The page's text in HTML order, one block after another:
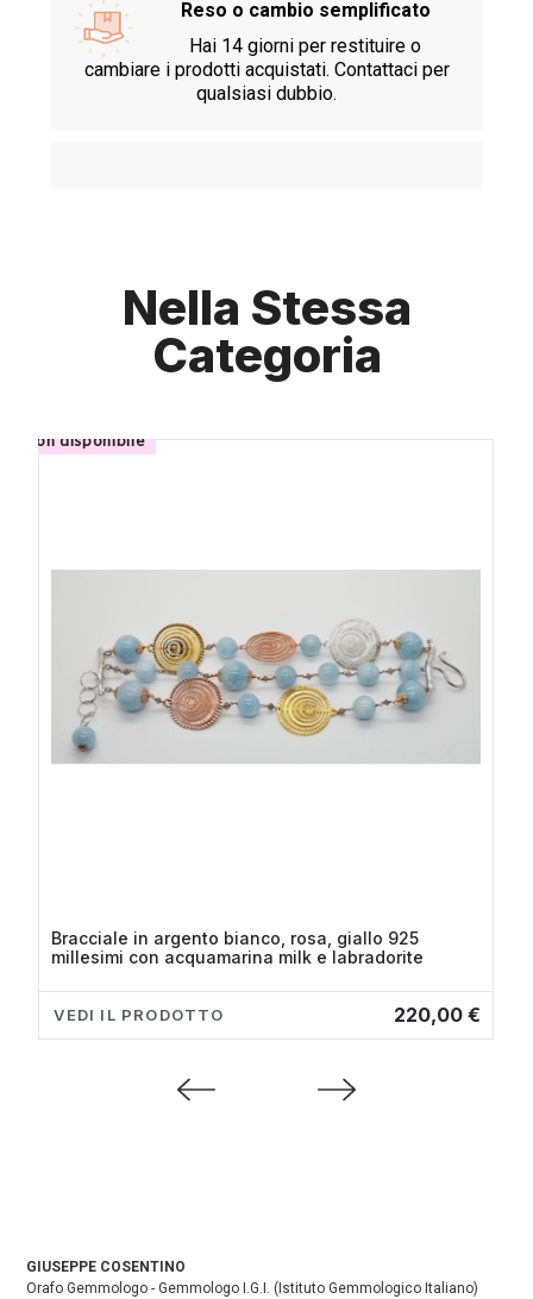
Reso o cambio semplificato
Hai 14 giorni per restituire o
cambiare i prodotti acquistati. Contattaci per
qualsiasi dubbio.
Nella Stessa
Categoria
Bracciale in argento bianco, rosa, giallo 925
millesimi con acquamarina milk e labradorite
non disponibile
VEDI IL PRODOTTO 220,00 €
GIUSEPPE COSENTINO
Orafo Gemmologo - Gemmologo I.G.I. (Istituto Gemmologico Italiano)